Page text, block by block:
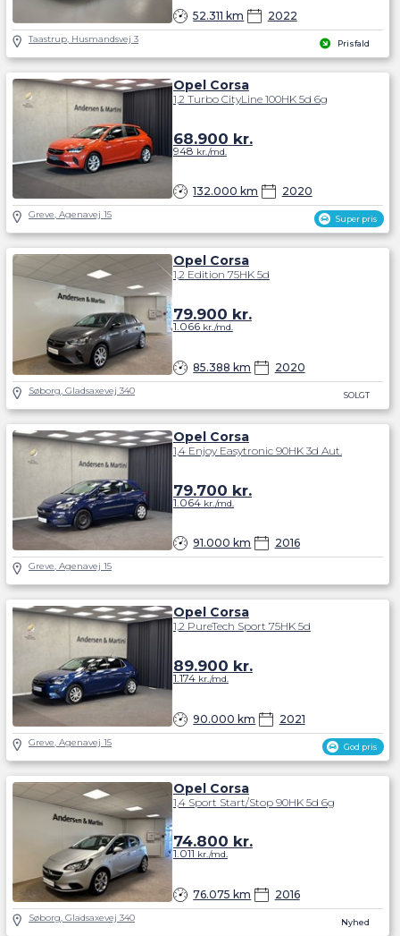
Prisfald
52.311 km 2022
Taastrup, Husmandsvej 3
Super pris
Opel Corsa
1,2 Turbo CityLine 100HK 5d 6g
132.000 km 2020
68.900 kr.
948 kr./md.
Greve, Agenavej 15
SOLGT
Opel Corsa
1,2 Edition 75HK 5d
85.388 km 2020
79.900 kr.
1.066kr./md.
Søborg, Gladsaxevej 340
Opel Corsa
1,4 Enjoy Easytronic 90HK 3d Aut.
91.000 km 2016
79.700 kr.
1.064kr./md.
Greve, Agenavej 15
God pris
Opel Corsa
1,2 PureTech Sport 75HK 5d
90.000 km 2021
89.900 kr.
1.174kr./md.
Greve, Agenavej 15
Nyhed
Opel Corsa
1,4 Sport Start/Stop 90HK 5d 6g
76.075 km 2016
74.800 kr.
1.011 kr./md.
Søborg, Gladsaxevej 340